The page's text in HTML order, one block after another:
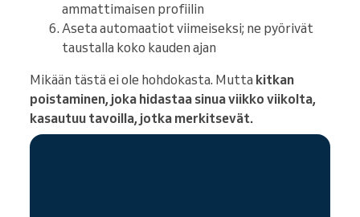
ammattimaisen profiilin
Aseta automaatiot viimeiseksi; ne pyörivät
taustalla koko kauden ajan
Mikään tästä ei ole hohdokasta. Mutta kitkan
poistaminen, joka hidastaa sinua viikko viikolta,
kasautuu tavoilla, jotka merkitsevät.